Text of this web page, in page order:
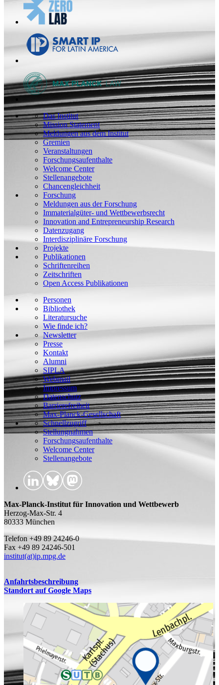
Das Institut
Mission Statement
Meldungen aus dem Institut
Gremien
Veranstaltungen
Forschungsaufenthalte
Welcome Center
Stellenangebote
Chancengleichheit
Forschung
Meldungen aus der Forschung
Immaterialgüter- und Wettbewerbsrecht
Innovation and Entrepreneurship Research
Datenzugang
Interdisziplinäre Forschung
Projekte
Publikationen
Schriftenreihen
Zeitschriften
Open Access Publikationen
Personen
Bibliothek
Literatursuche
Wie finde ich?
Newsletter
Presse
Kontakt
Alumni
SIPLA
Webmail
Impressum
Datenschutz
Barrierefreiheit
Max-Planck-Gesellschaft
Schnellzugriff
Stellungnahmen
Forschungsaufenthalte
Welcome Center
Stellenangebote
Max-Planck-Institut für Innovation und Wettbewerb
Herzog-Max-Str. 4
80333 München
Telefon +49 89 24246-0
Fax +49 89 24246-501
institut(at)ip.mpg.de
Anfahrtsbeschreibung
Standort auf Google Maps